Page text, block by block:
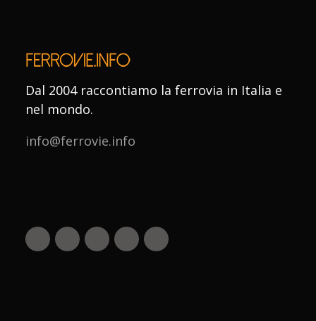
Dal 2004 raccontiamo la ferrovia in Italia e
nel mondo.
info@ferrovie.info